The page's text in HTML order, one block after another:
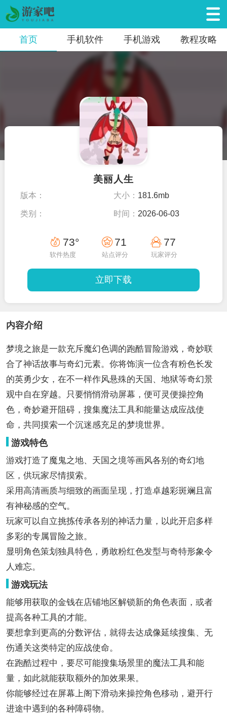
首页 手机软件 手机游戏 教程攻略
美丽人生
版本： 大小： 181.6mb
类别： 时间： 2026-06-03
73°
软件热度
71
站点评分
77
玩家评分
立即下载
内容介绍
梦境之旅是一款充斥魔幻色调的跑酷冒险游戏，奇妙联
合了神话故事与奇幻元素。你将饰演一位含有粉色长发
的英勇少女，在不一样作风悬殊的天国、地狱等奇幻景
观中自在穿越。只要悄悄滑动屏幕，便可灵便操控角
色，奇妙避开阻碍，搜集魔法工具和能量达成应战使
命，共同摸索一个沉迷感充足的梦境世界。
游戏特色
游戏打造了魔鬼之地、天国之境等画风各别的奇幻地
区，供玩家尽情摸索。
采用高清画质与细致的画面呈现，打造卓越彩斑斓且富
有神秘感的空气。
玩家可以自立挑拣传承各别的神话力量，以此开启多样
多彩的专属冒险之旅。
显明角色策划独具特色，勇敢粉红色发型与奇特形象令
人难忘。
游戏玩法
能够用获取的金钱在店铺地区解锁新的角色表面，或者
提高各种工具的才能。
要想拿到更高的分数评估，就得去达成像延续搜集、无
伤通关这类特定的应战使命。
在跑酷过程中，要尽可能搜集场景里的魔法工具和能
量，如此就能获取额外的加效果果。
你能够经过在屏幕上阁下滑动来操控角色移动，避开行
进途中遇到的各种障碍物。